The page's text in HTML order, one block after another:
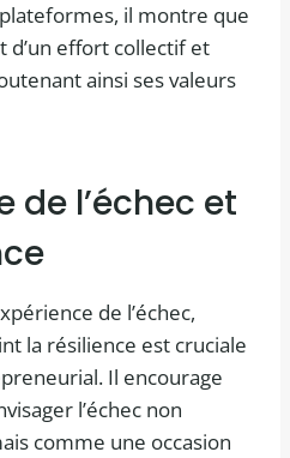
il montre que
d’un effort collectif et
ainsi ses valeurs
de l’échec et
de l’échec,
la résilience est cruciale
Il encourage
l’échec non
comme une occasion